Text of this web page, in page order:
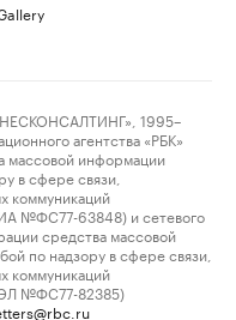
1995–
агентства «РБК»
массовой информации
в сфере связи,
коммуникаций
№ФС77-63848) и сетевого
средства массовой
по надзору в сфере связи,
коммуникаций
ЭЛ №ФС77-82385)